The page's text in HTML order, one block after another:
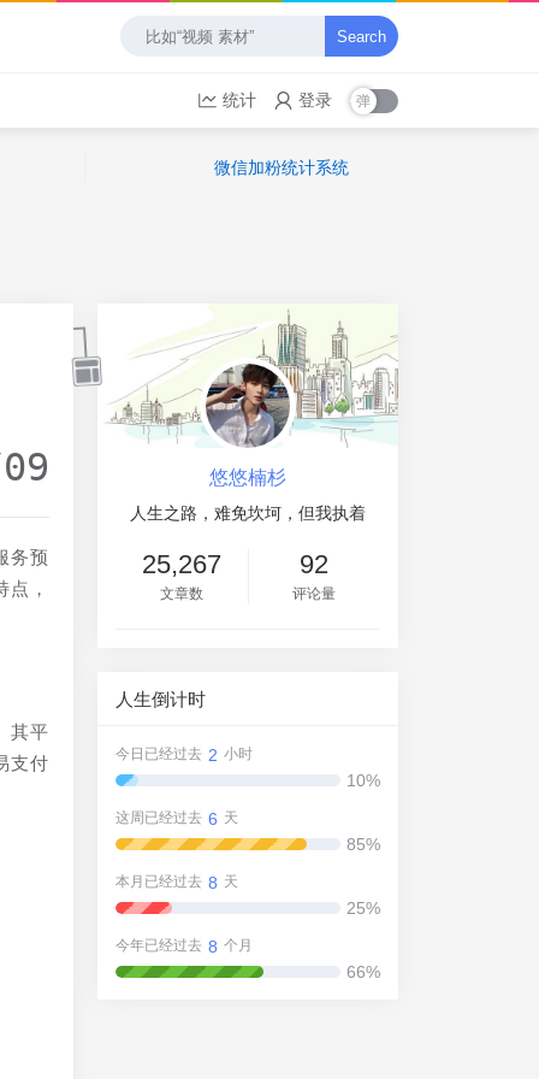
Search
统计 登录
微信加粉统计系统
务预
，
其平
支付
悠悠楠杉
人生之路，难免坎坷，但我执着
25,267
文章数
92
评论量
人生倒计时
今日已经过去 2 小时
10%
这周已经过去 6 天
85%
本月已经过去 8 天
25%
今年已经过去 8 个月
66%